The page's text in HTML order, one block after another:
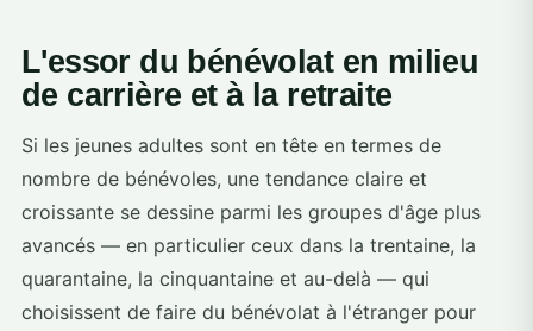
L'essor du bénévolat en milieu
de carrière et à la retraite
Si les jeunes adultes sont en tête en termes de
nombre de bénévoles, une tendance claire et
croissante se dessine parmi les groupes d'âge plus
avancés — en particulier ceux dans la trentaine, la
quarantaine, la cinquantaine et au-delà — qui
choisissent de faire du bénévolat à l'étranger pour